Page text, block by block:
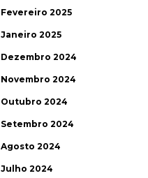
Fevereiro 2025
Janeiro 2025
Dezembro 2024
Novembro 2024
Outubro 2024
Setembro 2024
Agosto 2024
Julho 2024